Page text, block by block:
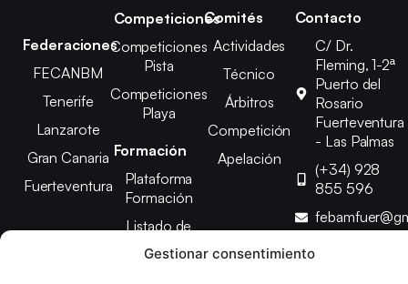
Gestionar consentimiento
Federaciones
FECANBM
Tenerife
Lanzarote
Gran Canaria
Fuerteventura
Competiciones
Competiciones
Pista
Competiciones
Playa
Formación
Plataforma
Formación
Listado de
Cursos
Comités
Actividades
Técnico
Árbitros
Competición
Apelación
Contacto
C/ Dr.
Fleming, 1-2ª
Puerto del
Rosario
Fuerteventura
- Las Palmas
(+34) 928
855 596